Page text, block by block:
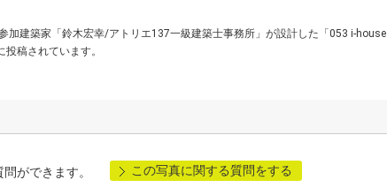
加建築家「鈴木宏幸/アトリエ137一級建築士事務所」が設計した「053 i-house
稿されています。
ができます。 この写真に関する質問をする